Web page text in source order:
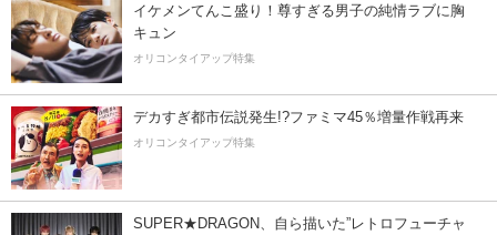
イケメンてんこ盛り！尊すぎる男子の純情ラブに胸
キュン
オリコンタイアップ特集
デカすぎ都市伝説発生!?ファミマ45％増量作戦再来
オリコンタイアップ特集
SUPER★DRAGON、自ら描いた”レトロフューチャ